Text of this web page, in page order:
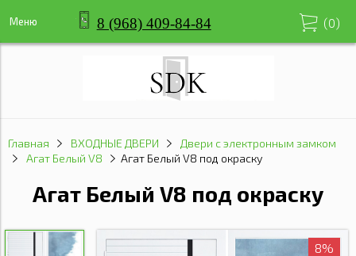
Меню 8 (968) 409-84-84 (0)
Главная ВХОДНЫЕ ДВЕРИ
Двери с электронным замком
Агат Белый V8
Агат Белый V8 под окраску
Агат Белый V8 под окраску
8%